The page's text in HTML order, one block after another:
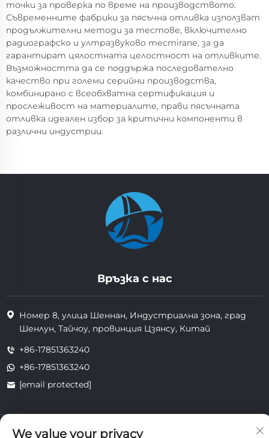
точки за проверка по време на производството.
Съвременните фабрики за пясъчна отливка използват
продължителни методи за тестове, включително
радиографско и ултразвуково тестiranе, за да
гарантират цялостната целостност на отливките.
Възможността да се поддържа последователно
качество при големи серийни производства,
комбинирано с всеобхватна сертификация и
прослеживост на материалите, прави пясъчната
отливка идеален избор за критични компоненти в
различни индустрии.
Връзка с нас
Номер 8, улица Шеннан, Индустриална зона, град
Шенлун, Тайчоу, провинция Цзянсу, Китай
+86-17851363240
+86-17851363240
[email protected]
Всички права запазени. Copyright © 2025 Jiangsu Tongzhou
We value your privacy